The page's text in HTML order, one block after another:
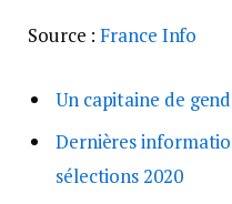
Source :France Info
Un capitaine de
Dernières
sélections 2020